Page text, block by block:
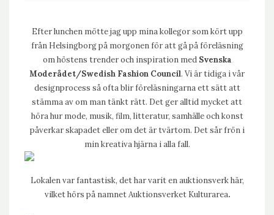
Efter lunchen mötte jag upp mina kollegor som kört upp
från Helsingborg på morgonen för att gå på föreläsning
om höstens trender och inspiration med Svenska
Moderådet/Swedish Fashion Council. Vi är tidiga i vår
designprocess så ofta blir föreläsningarna ett sätt att
stämma av om man tänkt rätt. Det ger alltid mycket att
höra hur mode, musik, film, litteratur, samhälle och konst
påverkar skapadet eller om det är tvärtom. Det sår frön i
min kreativa hjärna i alla fall.
Lokalen var fantastisk, det har varit en auktionsverk här,
vilket hörs på namnetAuktionsverket Kulturarea.